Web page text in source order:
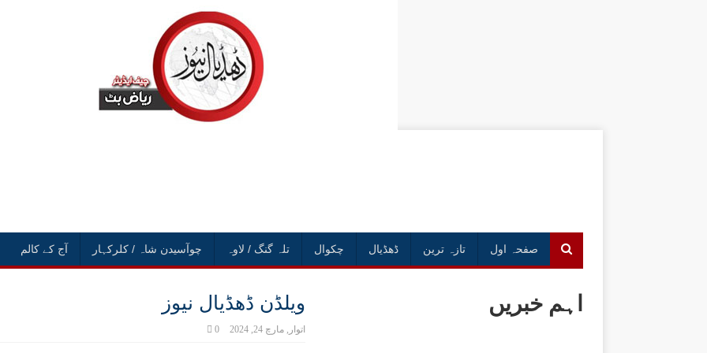
صفحہ اول تازہ ترین ڈھڈیال چکوال تلہ گنگ / لاوہ چوآسیدن شاہ / کلرکہار آج کے کالم
ویلڈن ڈھڈیال نیوز
اتوار, مارچ 24, 2024 0
اہم خبریں